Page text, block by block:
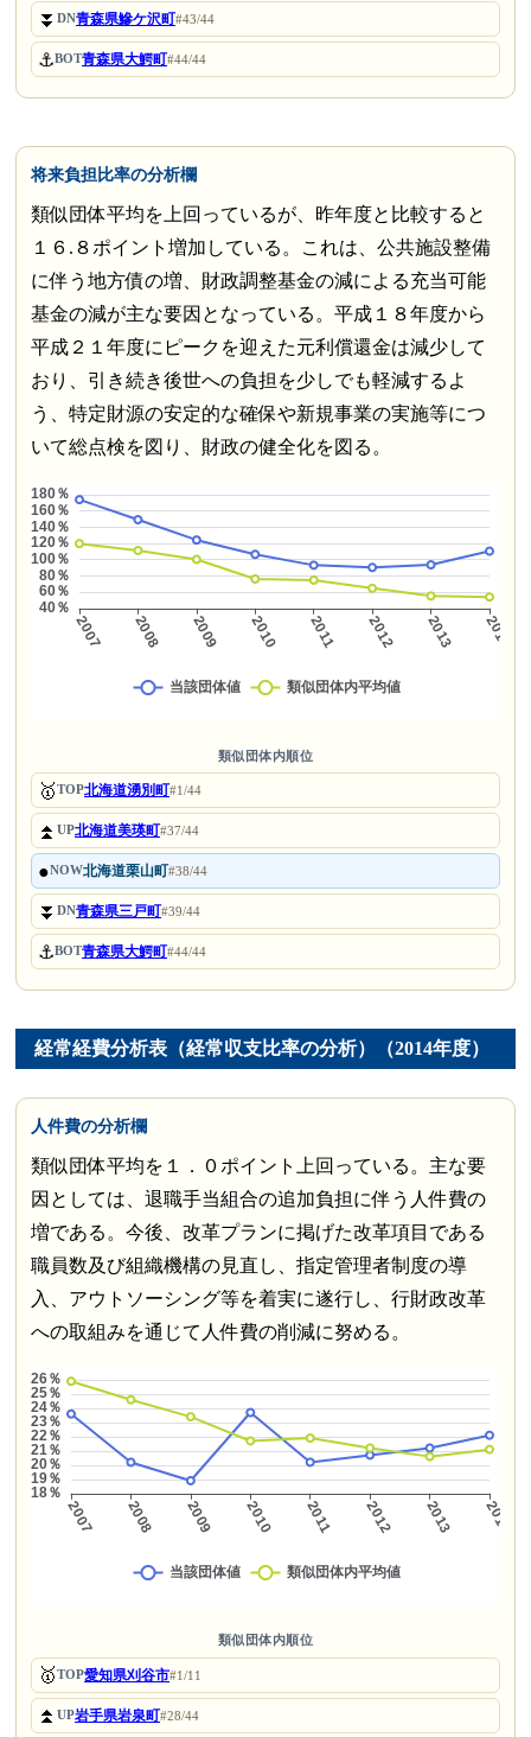
⏬DN青森県鰺ケ沢町#43/44
⚓BOT青森県大鰐町#44/44
将来負担比率の分析欄
類似団体平均を上回っているが、昨年度と比較すると
１６.８ポイント増加している。これは、公共施設整備
に伴う地方債の増、財政調整基金の減による充当可能
基金の減が主な要因となっている。平成１８年度から
平成２１年度にピークを迎えた元利償還金は減少して
おり、引き続き後世への負担を少しでも軽減するよ
う、特定財源の安定的な確保や新規事業の実施等につ
いて総点検を図り、財政の健全化を図る。
類似団体内順位
🥇TOP北海道湧別町#1/44
⏫UP北海道美瑛町#37/44
●NOW北海道栗山町#38/44
⏬DN青森県三戸町#39/44
⚓BOT青森県大鰐町#44/44
経常経費分析表（経常収支比率の分析）（2014年度）
人件費の分析欄
類似団体平均を１．０ポイント上回っている。主な要
因としては、退職手当組合の追加負担に伴う人件費の
増である。今後、改革プランに掲げた改革項目である
職員数及び組織機構の見直し、指定管理者制度の導
入、アウトソーシング等を着実に遂行し、行財政改革
への取組みを通じて人件費の削減に努める。
類似団体内順位
🥇TOP愛知県刈谷市#1/11
⏫UP岩手県岩泉町#28/44